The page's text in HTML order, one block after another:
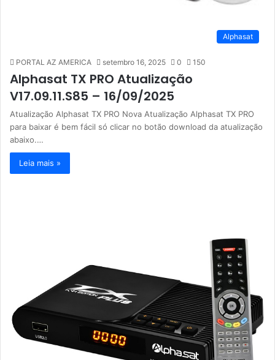
Alphasat
PORTAL AZ AMERICA setembro 16, 2025 0 150
Alphasat TX PRO Atualização
V17.09.11.S85 – 16/09/2025
Atualização Alphasat TX PRO Nova Atualização Alphasat TX PRO
para baixar é bem fácil só clicar no botão download da atualização
abaixo.…
Leia mais »